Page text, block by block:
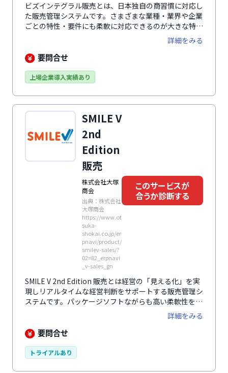
ビズインテグラル販売とは、日本独自の商習慣に対応し
た販売管理システムです。さまざまな業種・業界や企業
ごとの特性・要件にも柔軟に対応できるのが大きな特
徴。販売から購買・在庫業務までをトータルでカバーし
ます。IFRS対応や的確請求書、電子帳簿保存法などの
法制度にもスピーディに対応しています。標準で各業務
にわたる多段階承認も行えます。また、取引初期での損
高い拡張性により、企業のノウハウや強みを最大限生か
す最適なシステムを実現します。
詳細をみる
要問合せ
上場企業導入実績あり
SMILE V
2nd
Edition
販売
株式会社大塚
商会
出典：株式会社
大塚商会
https://www.ot
suka-
shokai.co.jp/er
pnavi/product/
smilev-sales/?
02=82_erpnavi
_v-sales_gn
このサービスが
合うか診断する
SMILE V 2nd Edition 販売とは経営の「見える化」を実
現しリアルタイムな経営判断をサポートする販売管理シ
ステムです。パッケージソフトながらも高い柔軟性を持
ち、多様な入力支援機能で業務の効率化を実現します。
伝票を作成・発行するだけでなく、経営戦略の立案や経
営判断に使える各種資料もリアルタイムに作成可能。グ
能、問い合わせに対する自動応答機能も搭載していま
詳細をみる
要問合せ
トライアルあり